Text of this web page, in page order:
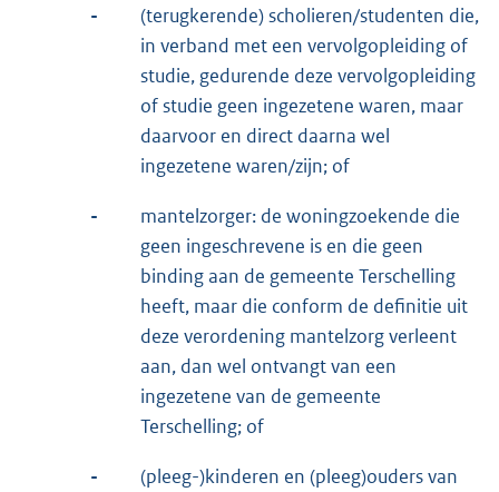
-
(terugkerende) scholieren/studenten die,
in verband met een vervolgopleiding of
studie, gedurende deze vervolgopleiding
of studie geen ingezetene waren, maar
daarvoor en direct daarna wel
ingezetene waren/zijn; of
-
mantelzorger: de woningzoekende die
geen ingeschrevene is en die geen
binding aan de gemeente Terschelling
heeft, maar die conform de definitie uit
deze verordening mantelzorg verleent
aan, dan wel ontvangt van een
ingezetene van de gemeente
Terschelling; of
-
(pleeg-)kinderen en (pleeg)ouders van